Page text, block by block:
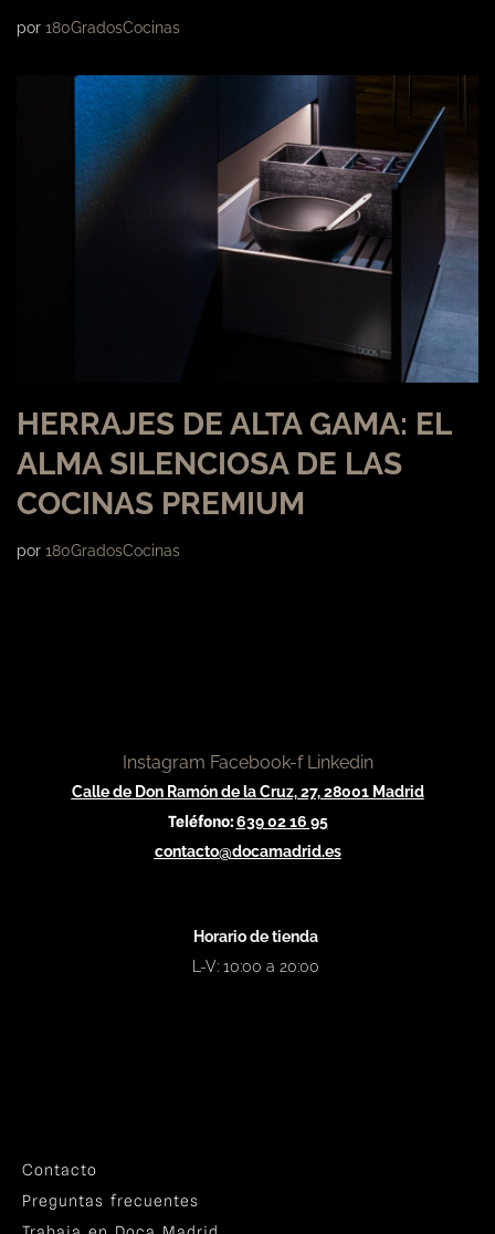
por 180GradosCocinas
HERRAJES DE ALTA GAMA: EL
ALMA SILENCIOSA DE LAS
COCINAS PREMIUM
por 180GradosCocinas
Instagram Facebook-f Linkedin
Calle de Don Ramón de la Cruz, 27, 28001 Madrid
Teléfono:639 02 16 95
contacto@docamadrid.es
Horario de tienda
L-V: 10:00 a 20:00
Contacto
Preguntas frecuentes